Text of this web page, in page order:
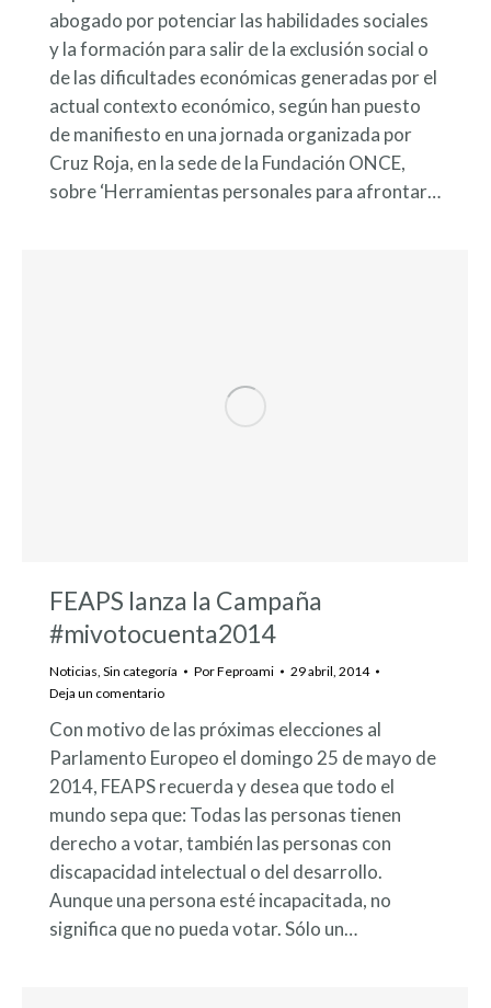
abogado por potenciar las habilidades sociales
y la formación para salir de la exclusión social o
de las dificultades económicas generadas por el
actual contexto económico, según han puesto
de manifiesto en una jornada organizada por
Cruz Roja, en la sede de la Fundación ONCE,
sobre ‘Herramientas personales para afrontar…
FEAPS lanza la Campaña
#mivotocuenta2014
Noticias Sin categoría PorFeproami
29 abril, 2014
Deja un comentario
Con motivo de las próximas elecciones al
Parlamento Europeo el domingo 25 de mayo de
2014, FEAPS recuerda y desea que todo el
mundo sepa que: Todas las personas tienen
derecho a votar, también las personas con
discapacidad intelectual o del desarrollo.
Aunque una persona esté incapacitada, no
significa que no pueda votar. Sólo un…